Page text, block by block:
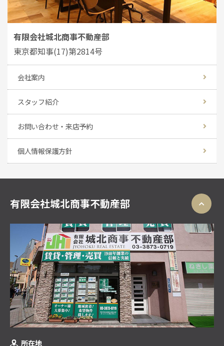
有限会社城北商事不動産部
東京都知事(17)第2814号
会社案内
スタッフ紹介
お問い合わせ・来店予約
個人情報保護方針
有限会社城北商事不動産部
所在地